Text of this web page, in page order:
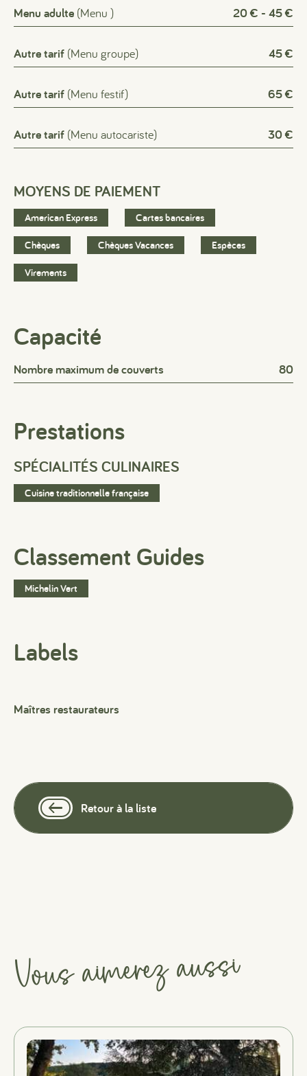
Menu adulte (Menu ) 20 € - 45 €
Autre tarif (Menu groupe) 45 €
Autre tarif (Menu festif) 65 €
Autre tarif (Menu autocariste) 30 €
MOYENS DE PAIEMENT
American Express Cartes bancaires
Chèques Chèques Vacances Espèces
Virements
Capacité
Nombre maximum de couverts 80
Prestations
SPÉCIALITÉS CULINAIRES
Cuisine traditionnelle française
Classement Guides
Michelin Vert
Labels
Maîtres restaurateurs
Retour à la liste
Vous aimerez aussi
#